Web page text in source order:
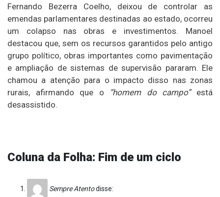
Fernando Bezerra Coelho, deixou de controlar as
emendas parlamentares destinadas ao estado, ocorreu
um colapso nas obras e investimentos. Manoel
destacou que, sem os recursos garantidos pelo antigo
grupo político, obras importantes como pavimentação
e ampliação de sistemas de supervisão pararam. Ele
chamou a atenção para o impacto disso nas zonas
rurais, afirmando que o
“homem do campo”está
desassistido.
Coluna da Folha: Fim de um ciclo
Sempre Atentodisse: